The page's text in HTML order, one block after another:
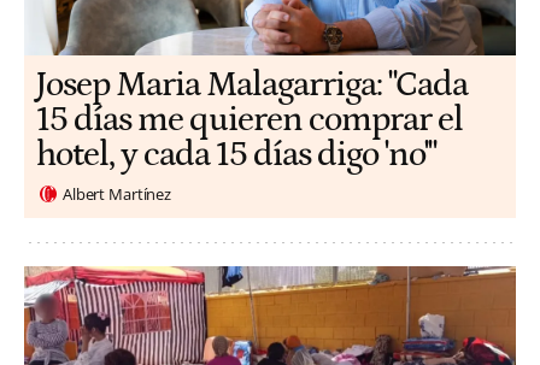
​​Josep Maria Malagarriga: "Cada
15 días me quieren comprar el
hotel, y cada 15 días digo 'no'"
Albert Martínez